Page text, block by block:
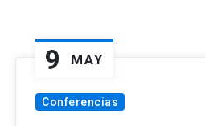
9 MAY
Conferencias